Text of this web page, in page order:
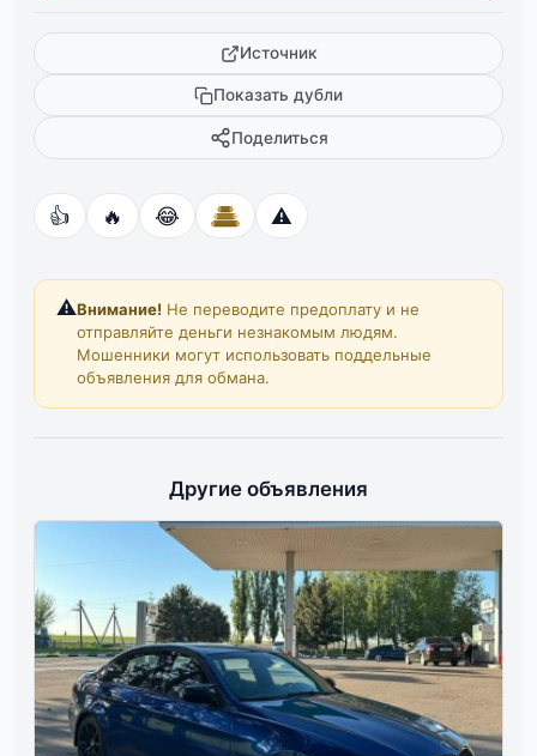
Источник
Показать дубли
Поделиться
👍 🔥 😂 ⚠️
⚠️Внимание! Не переводите предоплату и не
отправляйте деньги незнакомым людям.
Мошенники могут использовать поддельные
объявления для обмана.
Другие объявления